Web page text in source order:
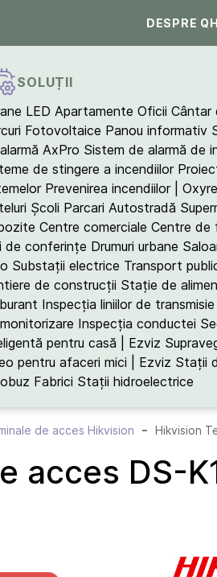
DESPRE
SOLUȚII
LED Apartamente Oficii Cântar
Fotovoltaice Panou informativ
AxPro Sistem de alarmă de
de stingere a incendiilor
Prevenirea incendiilor |
Școli Parcari Autostradă
Centre comerciale Centre de
de conferințe Drumuri urbane
Substații electrice Transport
de construcții Stație de
Inspecția liniilor de transmisie
Inspecția conductei
pentru casă | Ezviz
pentru afaceri mici | Ezviz Stații
Fabrici Stații hidroelectrice
de acces Hikvision Hikvision
acces DS-